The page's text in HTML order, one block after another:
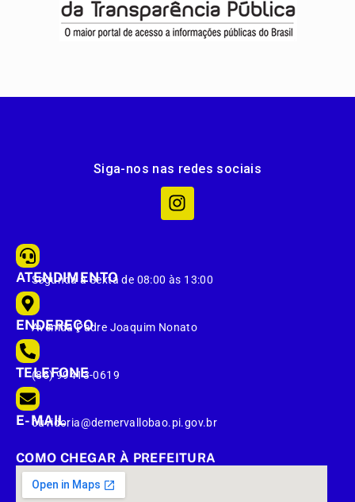
Siga-nos nas redes sociais
ATENDIMENTO
Segunda à Sexta de 08:00 às 13:00
ENDEREÇO
Avenida Padre Joaquim Nonato
TELEFONE
(86) 99413-0619
E-MAIL
ouvidoria@demervallobao.pi.gov.br
COMO CHEGAR À PREFEITURA